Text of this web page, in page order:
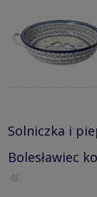
Solniczka i
Bolesławiec